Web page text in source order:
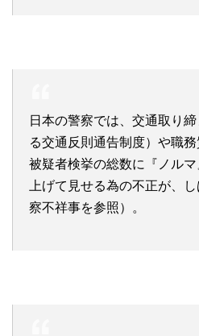
日本の警察では、交通取り
る交通反則通告制度）や職
被疑者検挙の総数に『ノル
上げて見せる為の不正が、
察不祥事を参照）。